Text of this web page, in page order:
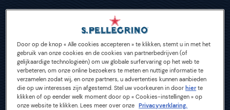
Sitemap
Door op de knop « Alle cookies accepteren » te klikken, stemt u in met het
gebruik van onze cookies en de cookies van partnerbedrijven (of
gelijkaardige technologieën) om uw globale surfervaring op het web te
verbeteren, om onze online bezoekers te meten en nuttige informatie te
verzamelen zodat wij, en onze partners, u advertenties kunnen aanbieden
die op uw interesses zijn afgestemd. Stel uw voorkeuren in doorhier te
klikken of op eender welk moment door op « Cookies-instellingen » op
onze website te klikken. Lees meer over onze Privacyverklaring.